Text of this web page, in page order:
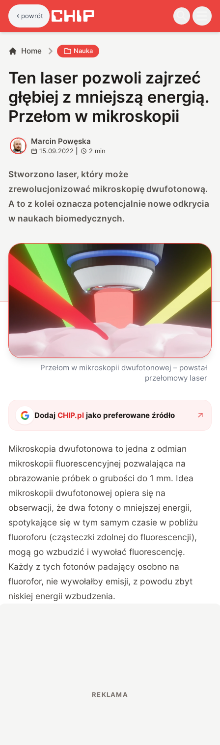
powrót
Home Nauka
Ten laser pozwoli zajrzeć
głębiej z mniejszą energią.
Przełom w mikroskopii
M
Marcin Powęska
15.09.2022 2 min
Stworzono laser, który może
zrewolucjonizować mikroskopię dwufotonową.
A to z kolei oznacza potencjalnie nowe odkrycia
w naukach biomedycznych.
Przełom w mikroskopii dwufotonowej – powstał
przełomowy laser
DodajCHIP.pl jako preferowane źródło
Mikroskopia dwufotonowa to jedna z odmian
mikroskopii fluorescencyjnej pozwalająca na
obrazowanie próbek o grubości do 1 mm. Idea
mikroskopii dwufotonowej opiera się na
obserwacji, że dwa fotony o mniejszej energii,
spotykające się w tym samym czasie w pobliżu
fluoroforu (cząsteczki zdolnej do fluorescencji),
mogą go wzbudzić i wywołać fluorescencję.
Każdy z tych fotonów padający osobno na
fluorofor, nie wywołałby emisji, z powodu zbyt
niskiej energii wzbudzenia.